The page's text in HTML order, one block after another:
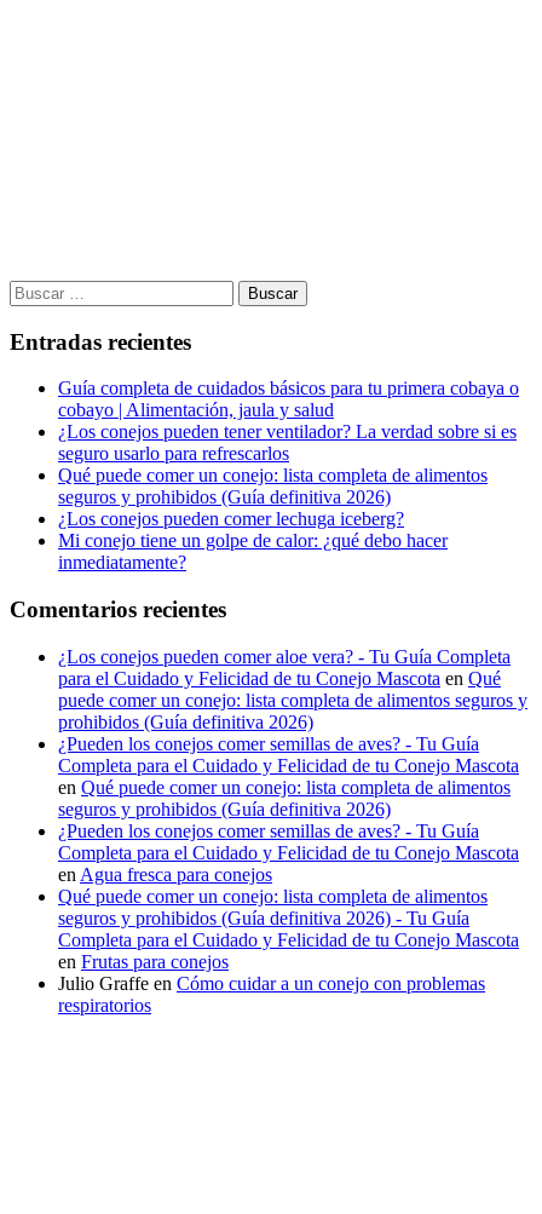
Buscar:
Entradas recientes
Guía completa de cuidados básicos para tu primera cobaya o
cobayo | Alimentación, jaula y salud
¿Los conejos pueden tener ventilador? La verdad sobre si es
seguro usarlo para refrescarlos
Qué puede comer un conejo: lista completa de alimentos
seguros y prohibidos (Guía definitiva 2026)
¿Los conejos pueden comer lechuga iceberg?
Mi conejo tiene un golpe de calor: ¿qué debo hacer
inmediatamente?
Comentarios recientes
¿Los conejos pueden comer aloe vera? - Tu Guía Completa
para el Cuidado y Felicidad de tu Conejo Mascota en Qué
puede comer un conejo: lista completa de alimentos seguros y
prohibidos (Guía definitiva 2026)
¿Pueden los conejos comer semillas de aves? - Tu Guía
Completa para el Cuidado y Felicidad de tu Conejo Mascota
en Qué puede comer un conejo: lista completa de alimentos
seguros y prohibidos (Guía definitiva 2026)
¿Pueden los conejos comer semillas de aves? - Tu Guía
Completa para el Cuidado y Felicidad de tu Conejo Mascota
en Agua fresca para conejos
Qué puede comer un conejo: lista completa de alimentos
seguros y prohibidos (Guía definitiva 2026) - Tu Guía
Completa para el Cuidado y Felicidad de tu Conejo Mascota
en Frutas para conejos
Julio Graffe en Cómo cuidar a un conejo con problemas
respiratorios